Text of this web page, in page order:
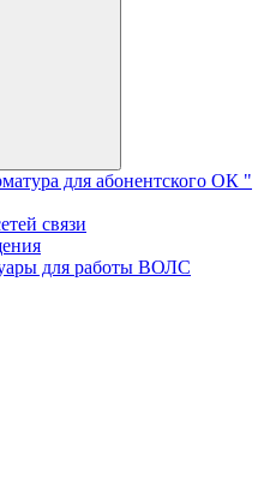
для абонентского ОК "
связи
для работы ВОЛС